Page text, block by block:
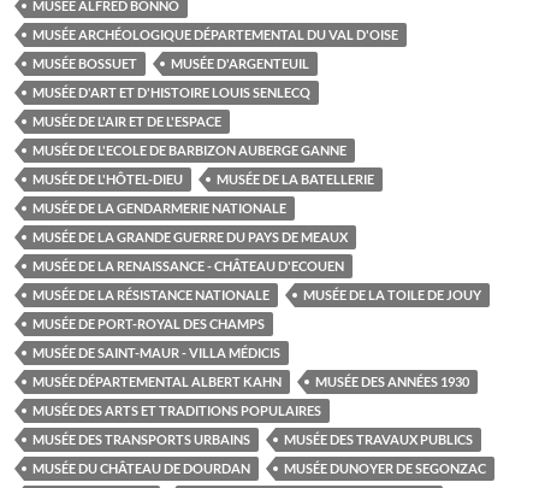
MUSÉE ALFRED BONNO
MUSÉE ARCHÉOLOGIQUE DÉPARTEMENTAL DU VAL D'OISE
MUSÉE BOSSUET
MUSÉE D'ARGENTEUIL
MUSÉE D'ART ET D'HISTOIRE LOUIS SENLECQ
MUSÉE DE L'AIR ET DE L'ESPACE
MUSÉE DE L'ECOLE DE BARBIZON AUBERGE GANNE
MUSÉE DE L'HÔTEL-DIEU
MUSÉE DE LA BATELLERIE
MUSÉE DE LA GENDARMERIE NATIONALE
MUSÉE DE LA GRANDE GUERRE DU PAYS DE MEAUX
MUSÉE DE LA RENAISSANCE - CHÂTEAU D'ECOUEN
MUSÉE DE LA RÉSISTANCE NATIONALE
MUSÉE DE LA TOILE DE JOUY
MUSÉE DE PORT-ROYAL DES CHAMPS
MUSÉE DE SAINT-MAUR - VILLA MÉDICIS
MUSÉE DÉPARTEMENTAL ALBERT KAHN
MUSÉE DES ANNÉES 1930
MUSÉE DES ARTS ET TRADITIONS POPULAIRES
MUSÉE DES TRANSPORTS URBAINS
MUSÉE DES TRAVAUX PUBLICS
MUSÉE DU CHÂTEAU DE DOURDAN
MUSÉE DUNOYER DE SEGONZAC